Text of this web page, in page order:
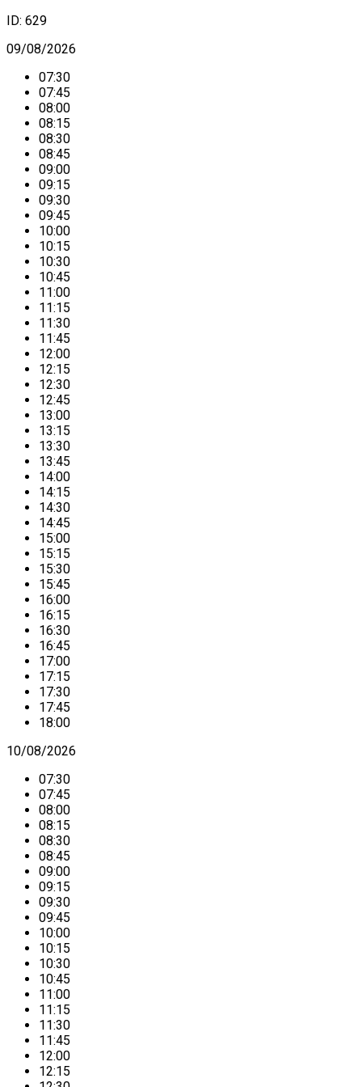
ID: 629
09/08/2026
07:30
07:45
08:00
08:15
08:30
08:45
09:00
09:15
09:30
09:45
10:00
10:15
10:30
10:45
11:00
11:15
11:30
11:45
12:00
12:15
12:30
12:45
13:00
13:15
13:30
13:45
14:00
14:15
14:30
14:45
15:00
15:15
15:30
15:45
16:00
16:15
16:30
16:45
17:00
17:15
17:30
17:45
18:00
10/08/2026
07:30
07:45
08:00
08:15
08:30
08:45
09:00
09:15
09:30
09:45
10:00
10:15
10:30
10:45
11:00
11:15
11:30
11:45
12:00
12:15